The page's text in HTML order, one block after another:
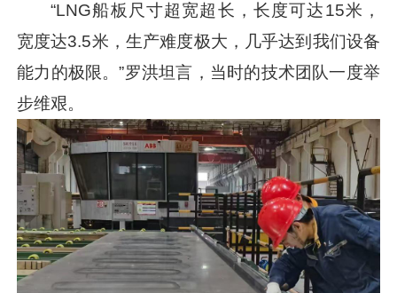
“LNG船板尺寸超宽超长，长度可达15米，
宽度达3.5米，生产难度极大，几乎达到我们设备
能力的极限。”罗洪坦言，当时的技术团队一度举
步维艰。